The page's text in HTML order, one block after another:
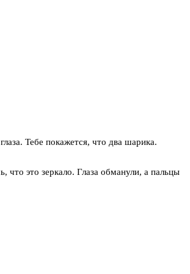
Тебе покажется, что два шарика.
это зеркало. Глаза обманули, а пальцы